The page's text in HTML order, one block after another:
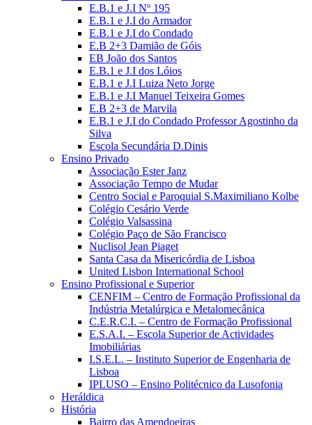
E.B.1 e J.I Nº 195
E.B.1 e J.I do Armador
E.B.1 e J.I do Condado
E.B 2+3 Damião de Góis
EB João dos Santos
E.B.1 e J.I dos Lóios
E.B.1 e J.I Luiza Neto Jorge
E.B.1 e J.I Manuel Teixeira Gomes
E.B 2+3 de Marvila
E.B.1 e J.I do Condado Professor Agostinho da
Silva
Escola Secundária D.Dinis
Ensino Privado
Associação Ester Janz
Associação Tempo de Mudar
Centro Social e Paroquial S.Maximiliano Kolbe
Colégio Cesário Verde
Colégio Valsassina
Colégio Paço de São Francisco
Nuclisol Jean Piaget
Santa Casa da Misericórdia de Lisboa
United Lisbon International School
Ensino Profissional e Superior
CENFIM – Centro de Formação Profissional da
Indústria Metalúrgica e Metalomecânica
C.E.R.C.I. – Centro de Formação Profissional
E.S.A.I. – Escola Superior de Actividades
Imobiliárias
I.S.E.L. – Instituto Superior de Engenharia de
Lisboa
IPLUSO – Ensino Politécnico da Lusofonia
Heráldica
História
Bairro das Amendoeiras